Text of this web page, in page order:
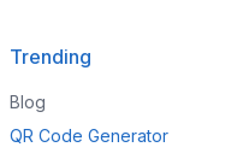
Trending
Blog
QR Code Generator